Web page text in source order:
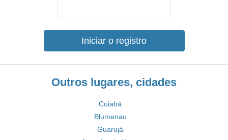
Iniciar o registro
Outros lugares, cidades
Cuiabá
Blumenau
Guarujá